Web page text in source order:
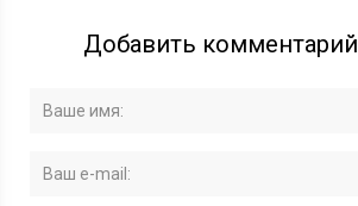
Добавить комментарий